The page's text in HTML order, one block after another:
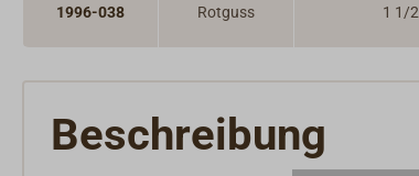
1996-038 Rotguss 1 1/2
Beschreibung